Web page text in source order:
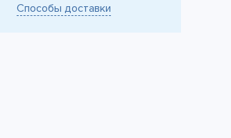
Способы доставки